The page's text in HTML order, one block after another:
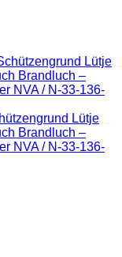
Lütje
Brandluch –
NVA / N-33-136-